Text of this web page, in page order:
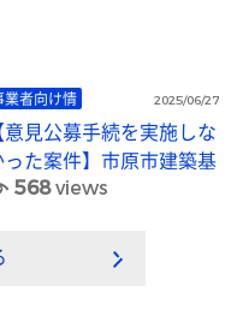
業者向け情 2025/06/27
意見公募手続を実施しな
った案件】市原市建築基
施行細則の一部を改正
568views